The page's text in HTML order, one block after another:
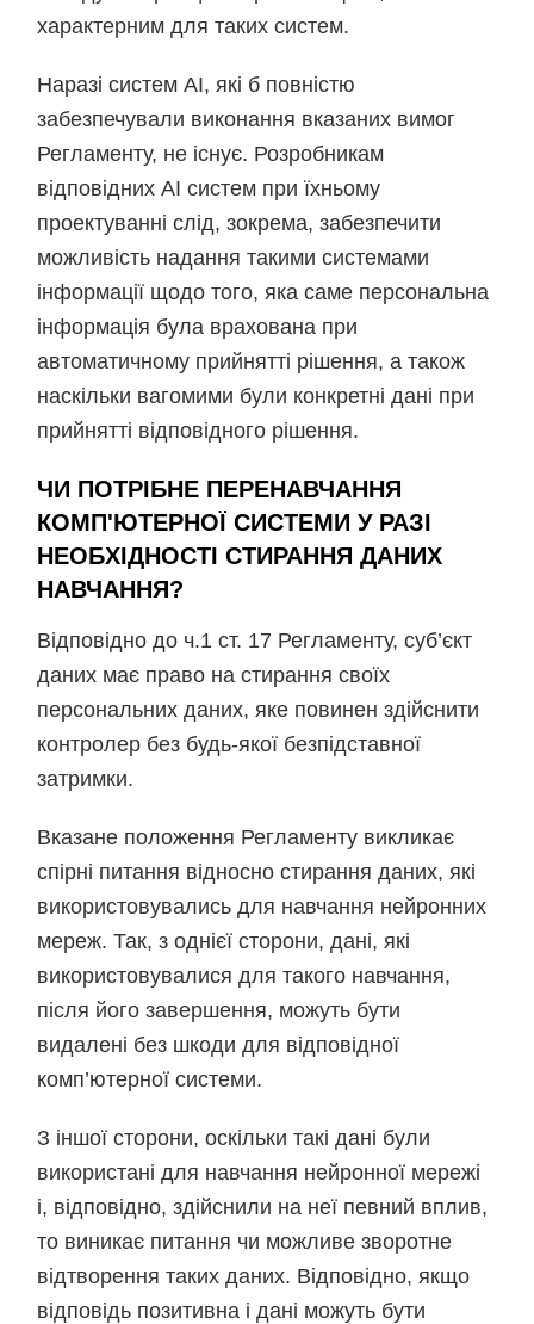
характерним для таких систем.
Наразі систем АІ, які б повністю
забезпечували виконання вказаних вимог
Регламенту, не існує. Розробникам
відповідних АІ систем при їхньому
проектуванні слід, зокрема, забезпечити
можливість надання такими системами
інформації щодо того, яка саме персональна
інформація була врахована при
автоматичному прийнятті рішення, а також
наскільки вагомими були конкретні дані при
прийнятті відповідного рішення.
ЧИ ПОТРІБНЕ ПЕРЕНАВЧАННЯ
КОМП'ЮТЕРНОЇ СИСТЕМИ У РАЗІ
НЕОБХІДНОСТІ СТИРАННЯ ДАНИХ
НАВЧАННЯ?
Відповідно до ч.1 ст. 17 Регламенту, суб’єкт
даних має право на стирання своїх
персональних даних, яке повинен здійснити
контролер без будь-якої безпідставної
затримки.
Вказане положення Регламенту викликає
спірні питання відносно стирання даних, які
використовувались для навчання нейронних
мереж. Так, з однієї сторони, дані, які
використовувалися для такого навчання,
після його завершення, можуть бути
видалені без шкоди для відповідної
комп’ютерної системи.
З іншої сторони, оскільки такі дані були
використані для навчання нейронної мережі
і, відповідно, здійснили на неї певний вплив,
то виникає питання чи можливе зворотне
відтворення таких даних. Відповідно, якщо
відповідь позитивна і дані можуть бути